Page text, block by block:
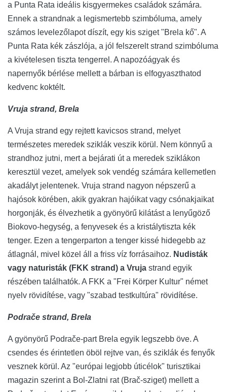
a Punta Rata ideális kisgyermekes családok számára.
Ennek a strandnak a legismertebb szimbóluma, amely
számos levelezőlapot díszít, egy kis sziget "Brela kő". A
Punta Rata kék zászlója, a jól felszerelt strand szimbóluma
a kivételesen tiszta tengerrel. A napozóágyak és
napernyők bérlése mellett a bárban is elfogyaszthatod
kedvenc koktélt.
Vruja strand, Brela
A Vruja strand egy rejtett kavicsos strand, melyet
természetes meredek sziklák veszik körül. Nem könnyű a
strandhoz jutni, mert a bejárati út a meredek sziklákon
keresztül vezet, amelyek sok vendég számára kellemetlen
akadályt jelentenek. Vruja strand nagyon népszerű a
hajósok körében, akik gyakran hajóikat vagy csónakjaikat
horgonják, és élvezhetik a gyönyörű kilátást a lenyűgöző
Biokovo-hegység, a fenyvesek és a kristálytiszta kék
tenger. Ezen a tengerparton a tenger kissé hidegebb az
átlagnál, mivel közel áll a friss víz forrásaihoz. Nudisták
vagy naturisták (FKK strand) a Vruja strand egyik
részében találhatók. A FKK a "Frei Körper Kultur" német
nyelv rövidítése, vagy "szabad testkultúra" rövidítése.
Podrače strand, Brela
A gyönyörű Podrače-part Brela egyik legszebb öve. A
csendes és érintetlen öböl rejtve van, és sziklák és fenyők
vesznek körül. Az "európai legjobb úticélok" turisztikai
magazin szerint a Bol-Zlatni rat (Brač-sziget) mellett a